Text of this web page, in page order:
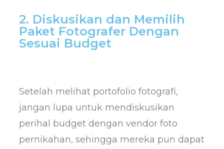
2. Diskusikan dan Memilih
Paket Fotografer Dengan
Sesuai Budget
Setelah melihat portofolio fotografi,
jangan lupa untuk mendiskusikan
perihal budget dengan vendor foto
pernikahan, sehingga mereka pun dapat